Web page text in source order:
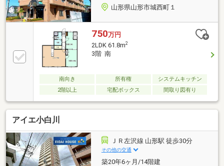
山形県山形市城西町１
750万円
2LDK 61.8m2
3階 南
南向き 所有権
システムキッチン
2階以上
宅配ボックス 間取り図有り
アイエ小白川
ＪＲ左沢線 山形駅 徒歩30分
その他の交通
築20年6ヶ月/14階建